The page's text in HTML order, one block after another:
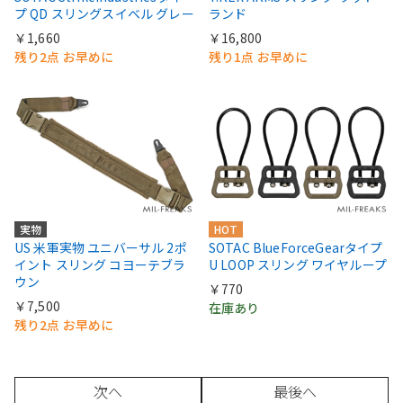
プ QD スリングスイベル グレー
￥1,660
残り2点 お早めに
ランド
￥16,800
残り1点 お早めに
実物
US 米軍実物 ユニバーサル 2ポ
イント スリング コヨーテブラ
ウン
￥7,500
残り2点 お早めに
HOT
SOTAC BlueForceGearタイプ
U LOOP スリング ワイヤループ
￥770
在庫あり
次へ 最後へ